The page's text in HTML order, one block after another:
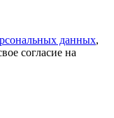
данных,
согласие на